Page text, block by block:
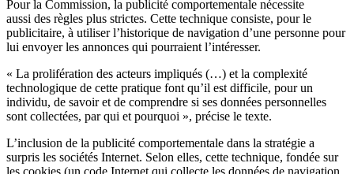
Pour la Commission, la publicité comportementale nécessite
aussi des règles plus strictes. Cette technique consiste, pour le
publicitaire, à utiliser l’historique de navigation d’une personne pour
lui envoyer les annonces qui pourraient l’intéresser.
« La prolifération des acteurs impliqués (…) et la complexité
technologique de cette pratique font qu’il est difficile, pour un
individu, de savoir et de comprendre si ses données personnelles
sont collectées, par qui et pourquoi », précise le texte.
L’inclusion de la publicité comportementale dans la stratégie a
surpris les sociétés Internet. Selon elles, cette technique, fondée sur
les cookies (un code Internet qui collecte les données de navigation